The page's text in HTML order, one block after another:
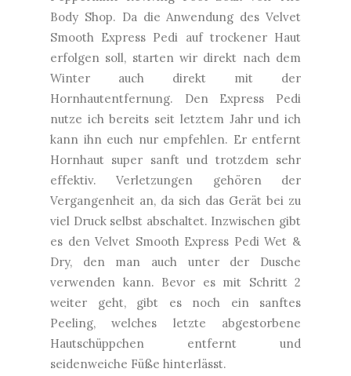
Body Shop. Da die Anwendung des Velvet
Smooth Express Pedi auf trockener Haut
erfolgen soll, starten wir direkt nach dem
Winter auch direkt mit der
Hornhautentfernung. Den Express Pedi
nutze ich bereits seit letztem Jahr und ich
kann ihn euch nur empfehlen. Er entfernt
Hornhaut super sanft und trotzdem sehr
effektiv. Verletzungen gehören der
Vergangenheit an, da sich das Gerät bei zu
viel Druck selbst abschaltet. Inzwischen gibt
es den Velvet Smooth Express Pedi Wet &
Dry, den man auch unter der Dusche
verwenden kann. Bevor es mit Schritt 2
weiter geht, gibt es noch ein sanftes
Peeling, welches letzte abgestorbene
Hautschüppchen entfernt und
seidenweiche Füße hinterlässt.